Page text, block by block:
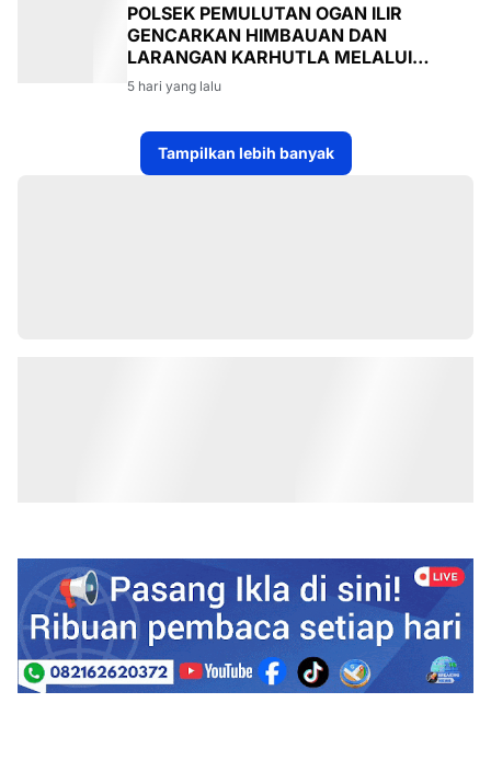
POLSEK PEMULUTAN OGAN ILIR
GENCARKAN HIMBAUAN DAN
LARANGAN KARHUTLA MELALUI
PROGRAM TSKD (TOURING SAMBANG
KE DESA-DESA
5 hari yang lalu
Tampilkan lebih banyak